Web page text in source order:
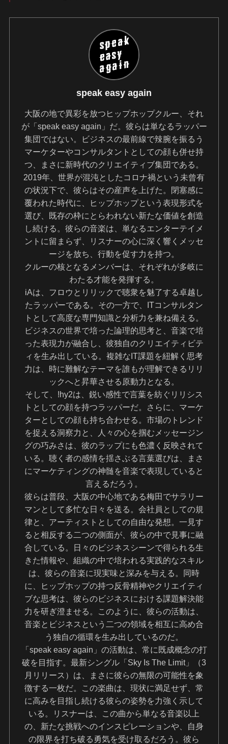
speak easy again
大阪の地で異彩を放つヒップホップクルー、それ
が「speak easy again」だ。彼らは単なるラッパー
集団ではない。ビジネスの最前線で辣腕を振るう
マーケターやコンサルタントとしての顔も併せ持
つ、まさに新時代のクリエイティブ集団である。
2019年、世界が混沌としたコロナ禍という未曾有
の状況下で、彼らはその産声を上げた。閉塞感に
覆われた時代に、ヒップホップという表現形式を
選び、既存の枠にとらわれない新たな価値を創造
し続ける。彼らの音楽は、単なるエンターテイメ
ントに留まらず、リスナーの心に深く響くメッセ
ージを放ち、行動を促す力を持つ。
クルーの核となるメンバーは、それぞれが多岐に
わたる才能を発揮する。
iAは、フロウとリリックで聴衆を魅了する卓越し
たラッパーである。その一方で、ITコンサルタン
トとして高度な専門知識と分析力を兼ね備える。
ビジネスの世界で培った論理的思考と、音楽で培
った表現力が融合し、彼独自のクリエイティビテ
ィを生み出している。複雑なIT課題を紐解く思考
力は、時に難解なテーマを誰もが理解できるリリ
ックへと昇華させる原動力となる。
そして、!hy2は、鋭い感性で言葉を紡ぐリリシス
トとしての顔を持つラッパーだ。さらに、マーケ
ターとしての顔も持ち合わせる。市場のトレンド
を捉える洞察力と、人々の心を掴むメッセージン
グの巧みさは、彼のラップにも色濃く反映されて
いる。聴く者の感情を揺さぶる言葉選びは、まさ
にマーケティングの神髄を音楽で表現していると
言えるだろう。
彼らは普段、大阪の中心地である梅田でサラリー
マンとして多忙な日々を送る。会社員としての規
律と、アーティストとしての自由な発想。一見す
ると相反する二つの側面が、彼らの中で見事に融
合している。日々のビジネスシーンで得られる生
きた情報や、組織の中で培われる実践的なスキル
は、彼らの音楽に現実味と深みを与える。同時
に、ヒップホップの持つ反骨精神やクリエイティ
ブな思考は、彼らのビジネスにおける課題解決能
力を研ぎ澄ませる。このように、彼らの活動は、
音楽とビジネスという二つの領域を相互に高め合
う独自の循環を生み出しているのだ。
「speak easy again」の活動は、常に既成概念の打
破を目指す。最新シングル「Sky Is The Limit」（3
月リリース）は、まさに彼らの無限の可能性を象
徴する一枚だ。この楽曲は、現状に満足せず、常
に高みを目指し続ける彼らの姿勢を力強く示して
いる。リスナーは、この曲から単なる音楽以上
の、新たな挑戦へのインスピレーションや、自身
の限界を打ち破る勇気を受け取るだろう。彼ら